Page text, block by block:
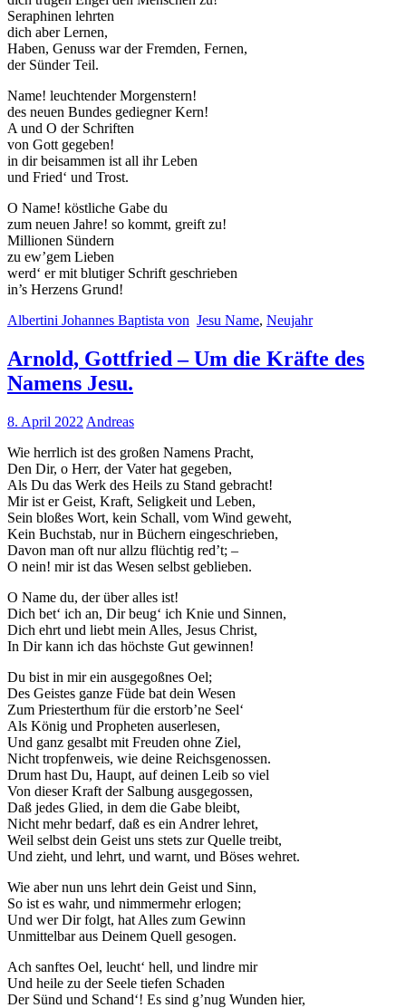
Seraphinen lehrten
dich aber Lernen,
Haben, Genuss war der Fremden, Fernen,
der Sünder Teil.
Name! leuchtender Morgenstern!
des neuen Bundes gediegner Kern!
A und O der Schriften
von Gott gegeben!
in dir beisammen ist all ihr Leben
und Fried‘ und Trost.
O Name! köstliche Gabe du
zum neuen Jahre! so kommt, greift zu!
Millionen Sündern
zu ew’gem Lieben
werd‘ er mit blutiger Schrift geschrieben
in’s Herzens Grund!
Albertini Johannes Baptista von Jesu Name, Neujahr
Arnold, Gottfried – Um die Kräfte des
Namens Jesu.
8. April 2022 Andreas
Wie herrlich ist des großen Namens Pracht,
Den Dir, o Herr, der Vater hat gegeben,
Als Du das Werk des Heils zu Stand gebracht!
Mir ist er Geist, Kraft, Seligkeit und Leben,
Sein bloßes Wort, kein Schall, vom Wind geweht,
Kein Buchstab, nur in Büchern eingeschrieben,
Davon man oft nur allzu flüchtig red’t; –
O nein! mir ist das Wesen selbst geblieben.
O Name du, der über alles ist!
Dich bet‘ ich an, Dir beug‘ ich Knie und Sinnen,
Dich ehrt und liebt mein Alles, Jesus Christ,
In Dir kann ich das höchste Gut gewinnen!
Du bist in mir ein ausgegoßnes Oel;
Des Geistes ganze Füde bat dein Wesen
Zum Priesterthum für die erstorb’ne Seel‘
Als König und Propheten auserlesen,
Und ganz gesalbt mit Freuden ohne Ziel,
Nicht tropfenweis, wie deine Reichsgenossen.
Drum hast Du, Haupt, auf deinen Leib so viel
Von dieser Kraft der Salbung ausgegossen,
Daß jedes Glied, in dem die Gabe bleibt,
Nicht mehr bedarf, daß es ein Andrer lehret,
Weil selbst dein Geist uns stets zur Quelle treibt,
Und zieht, und lehrt, und warnt, und Böses wehret.
Wie aber nun uns lehrt dein Geist und Sinn,
So ist es wahr, und nimmermehr erlogen;
Und wer Dir folgt, hat Alles zum Gewinn
Unmittelbar aus Deinem Quell gesogen.
Ach sanftes Oel, leucht‘ hell, und lindre mir
Und heile zu der Seele tiefen Schaden
Der Sünd und Schand‘! Es sind g’nug Wunden hier,